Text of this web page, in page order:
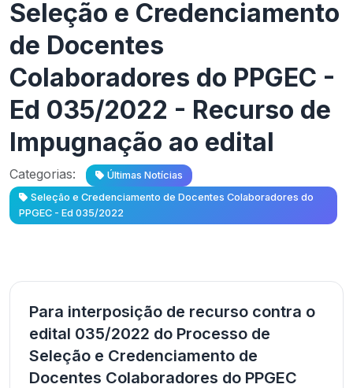
Seleção e Credenciamento
de Docentes
Colaboradores do PPGEC -
Ed 035/2022 - Recurso de
Impugnação ao edital
Categorias:
Últimas Notícias
Seleção e Credenciamento de Docentes Colaboradores do
PPGEC - Ed 035/2022
Para interposição de recurso contra o
edital 035/2022 do Processo de
Seleção e Credenciamento de
Docentes Colaboradores do PPGEC